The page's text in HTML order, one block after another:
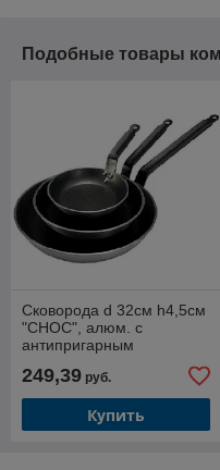
Подобные товары
Сковорода d 32см h4,5см
"CHOC", алюм. с
антипригарным
249,39 руб.
Купить